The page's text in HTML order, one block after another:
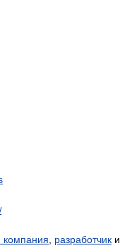
компания разработчик и